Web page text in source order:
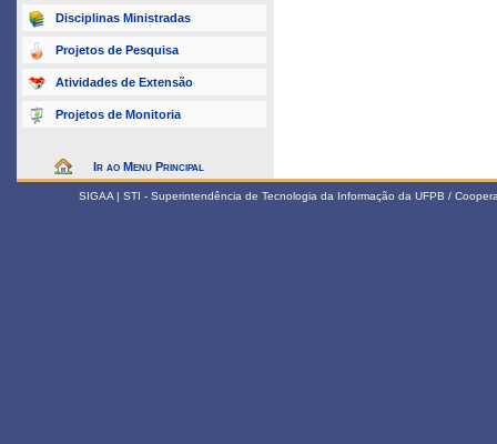
Disciplinas Ministradas
Projetos de Pesquisa
Atividades de Extensão
Projetos de Monitoria
Ir ao Menu Principal
SIGAA | STI - Superintendência de Tecnologia da Informação da UFPB /